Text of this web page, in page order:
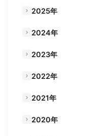
2025年
2024年
2023年
2022年
2021年
2020年